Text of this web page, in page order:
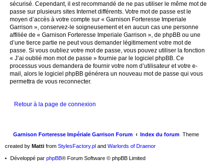
sécurisé. Cependant, il est recommandé de ne pas utiliser le même mot de
passe sur plusieurs sites Internet différents. Votre mot de passe est le
moyen d’accès à votre compte sur « Garnison Forteresse Imperiale
Garrison », conservez-le soigneusement et en aucun cas une personne
affiliée de « Garnison Forteresse Imperiale Garrison », de phpBB ou une
d’une tierce partie ne peut vous demander légitimement votre mot de
passe. Si vous oubliez votre mot de passe, vous pouvez utiliser la fonction
« J’ai oublié mon mot de passe » fournie par le logiciel phpBB. Ce
processus vous demandera de fournir votre nom d’utilisateur et votre e-
mail, alors le logiciel phpBB générera un nouveau mot de passe qui vous
permettra de vous reconnecter.
Retour à la page de connexion
Garnison Forteresse Impériale Garrison Forum Index du forum Theme
created by Matti from StylesFactory.pl and Warlords of Draenor
Développé par phpBB® Forum Software © phpBB Limited